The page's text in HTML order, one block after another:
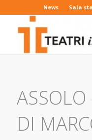
News Sala
DI